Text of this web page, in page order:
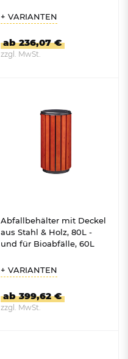
+ VARIANTEN
ab 236,07 €
zzgl. MwSt.
Abfallbehälter mit Deckel
aus Stahl & Holz, 80L -
und für Bioabfälle, 60L
+ VARIANTEN
ab 399,62 €
zzgl. MwSt.